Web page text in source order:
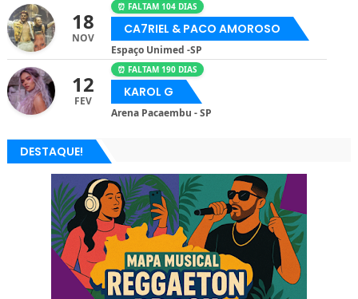
18
NOV
⏰ FALTAM 104 DIAS
CA7RIEL & PACO AMOROSO
Espaço Unimed -SP
12
FEV
⏰ FALTAM 190 DIAS
KAROL G
Arena Pacaembu - SP
DESTAQUE!